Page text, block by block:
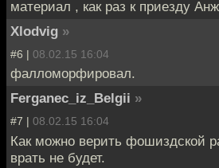
материал , как раз к приезду
Xlodvig »
#6 | 08.02.15 16:04
фалломорфировал.
Ferganec_iz_Belgii »
#7 | 08.02.15 16:04
Как можно верить фошиздской
врать не будет.